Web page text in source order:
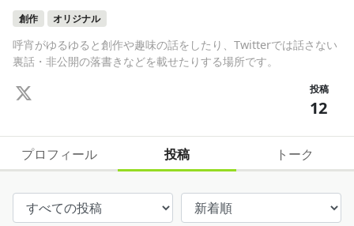
創作 オリジナル
呼宵がゆるゆると創作や趣味の話をしたり、Twitterでは話さない
裏話・非公開の落書きなどを載せたりする場所です。
投稿
12
プロフィール 投稿 トーク